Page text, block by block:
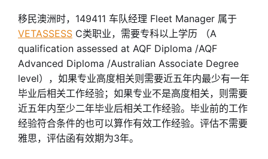
移民澳洲时，149411 车队经理 Fleet Manager 属于
VETASSESS C类职业，需要专科以上学历 （A
qualification assessed at AQF Diploma /AQF
Advanced Diploma /Australian Associate Degree
level），如果专业高度相关则需要近五年内最少有一年
毕业后相关工作经验；如果专业不是高度相关，则需要
近五年内至少二年毕业后相关工作经验。毕业前的工作
经验符合条件的也可以算作有效工作经验。评估不需要
雅思，评估函有效期为3年。